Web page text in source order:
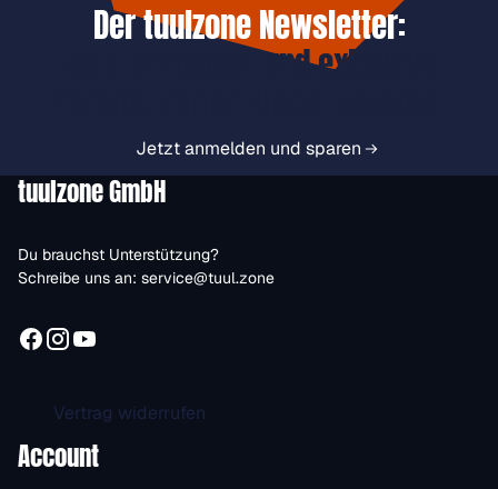
Der tuulzone Newsletter:
Jetzt anmelden und exklusive
Jetzt anmelden und sparen
tuulzone GmbH
Du brauchst Unterstützung?
Schreibe uns an: service@tuul.zone
Vertrag widerrufen
Account